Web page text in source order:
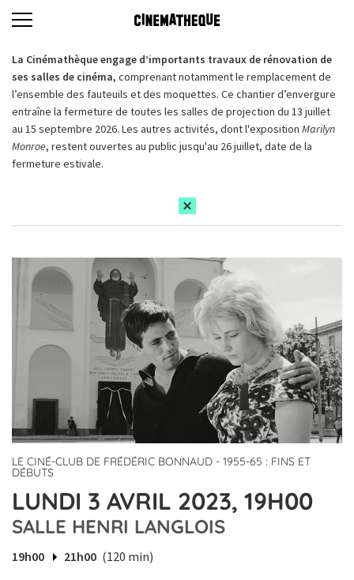
La Cinémathèque engage d’importants travaux de rénovation de
ses salles de cinéma, comprenant notamment le remplacement de
l’ensemble des fauteuils et des moquettes. Ce chantier d’envergure
entraîne la fermeture de toutes les salles de projection du 13 juillet
au 15 septembre 2026. Les autres activités, dont l'exposition Marilyn
Monroe, restent ouvertes au public jusqu'au 26 juillet, date de la
fermeture estivale.
LE CINÉ-CLUB DE FRÉDÉRIC BONNAUD - 1955-65 : FINS ET
DÉBUTS
LUNDI 3 AVRIL 2023, 19H00
SALLE HENRI LANGLOIS
19h00 21h00 (120 min)